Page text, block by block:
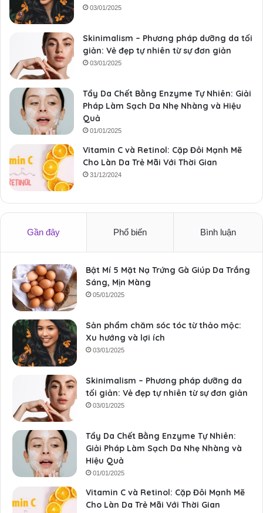
03/01/2025
Skinimalism – Phương pháp dưỡng da tối
giản: Vẻ đẹp tự nhiên từ sự đơn giản
03/01/2025
Tẩy Da Chết Bằng Enzyme Tự Nhiên: Giải
Pháp Làm Sạch Da Nhẹ Nhàng và Hiệu
Quả
01/01/2025
Vitamin C và Retinol: Cặp Đôi Mạnh Mẽ
Cho Làn Da Trẻ Mãi Với Thời Gian
31/12/2024
Gần đây Phổ biến Bình luận
Bật Mí 5 Mặt Nạ Trứng Gà Giúp Da Trắng
Sáng, Mịn Màng
05/01/2025
Sản phẩm chăm sóc tóc từ thảo mộc:
Xu hướng và lợi ích
03/01/2025
Skinimalism – Phương pháp dưỡng da
tối giản: Vẻ đẹp tự nhiên từ sự đơn giản
03/01/2025
Tẩy Da Chết Bằng Enzyme Tự Nhiên:
Giải Pháp Làm Sạch Da Nhẹ Nhàng và
Hiệu Quả
01/01/2025
Vitamin C và Retinol: Cặp Đôi Mạnh Mẽ
Cho Làn Da Trẻ Mãi Với Thời Gian